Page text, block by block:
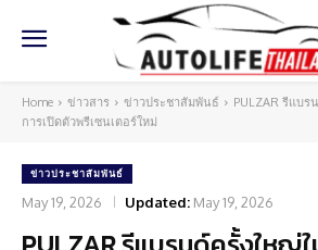
Home ข่าวสาร ข่าวประชาสัมพันธ์
PULZAR รีแบร
การเปิดตัวพรีเซนเตอร์ใหม่
ข่าวประชาสัมพันธ์
May 19, 2026 Updated: May 19, 2026